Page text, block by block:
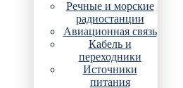
Речные и морские
радиостанции
Авиационная связь
Кабель и
переходники
Источники
питания